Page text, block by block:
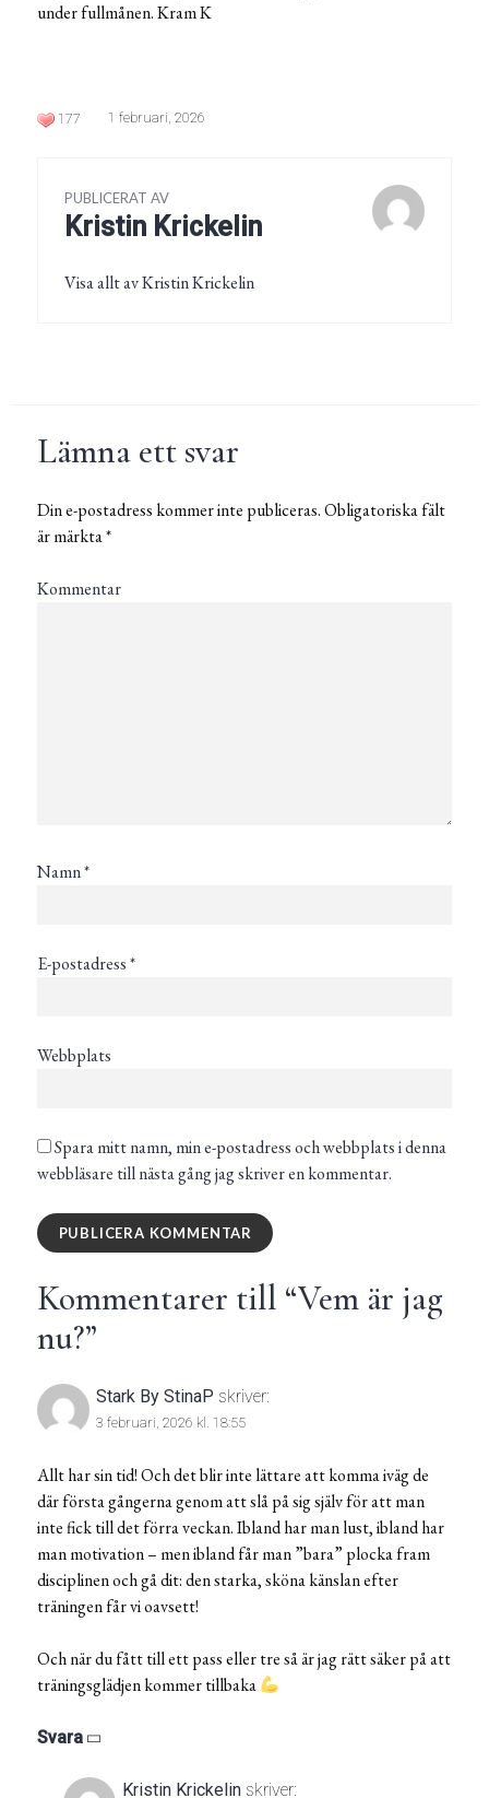
under fullmånen. Kram K
177 1 februari, 2026
PUBLICERAT AV
Kristin Krickelin
Visa allt av Kristin Krickelin
Lämna ett svar
Din e-postadress kommer inte publiceras.Obligatoriska fält
är märkta*
Kommentar
Namn*
E-postadress*
Webbplats
Spara mitt namn, min e-postadress och webbplats i denna
webbläsare till nästa gång jag skriver en kommentar.
Kommentarer till “Vem är jag
nu?”
Stark By StinaP skriver:
3 februari, 2026 kl. 18:55
Allt har sin tid! Och det blir inte lättare att komma iväg de
där första gångerna genom att slå på sig själv för att man
inte fick till det förra veckan. Ibland har man lust, ibland har
man motivation – men ibland får man ”bara” plocka fram
disciplinen och gå dit: den starka, sköna känslan efter
träningen får vi oavsett!
Och när du fått till ett pass eller tre så är jag rätt säker på att
träningsglädjen kommer tillbaka
Svara
Kristin Krickelin skriver: